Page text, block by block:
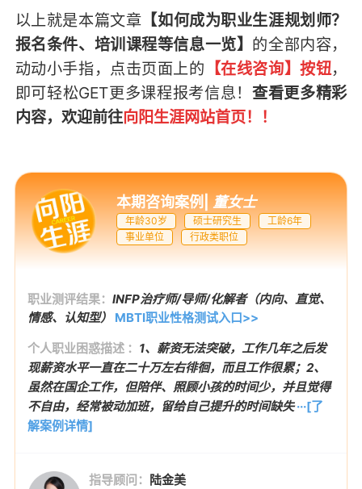
以上就是本篇文章 【如何成为职业生涯规划师？
报名条件、培训课程等信息一览】 的全部内容，
动动小手指，点击页面上的 【在线咨询】按钮，
即可轻松GET更多课程报考信息！查看更多精彩
内容，欢迎前往向阳生涯网站首页！！
本期咨询案例 董女士
年龄30岁 硕士研究生
工龄6年
事业单位
行政类职位
职业测评结果： INFP治疗师/导师/化解者（内向、直觉、
情感、认知型）
MBTI职业性格测试入口>>
个人职业困惑描述 ： 1、薪资无法突破，工作几年之后发
现薪资水平一直在二十万左右徘徊，而且工作很累；2、
虽然在国企工作，但陪伴、照顾小孩的时间少，并且觉得
不自由，经常被动加班，留给自己提升的时间缺失 ···[了
解案例详情]
指导顾问： 陆金美